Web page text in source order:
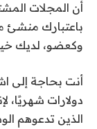
أن المجلات
باعتبارك منشئ
وكعضو، لديك
دولارات شهريًا،
الذين تدعوهم